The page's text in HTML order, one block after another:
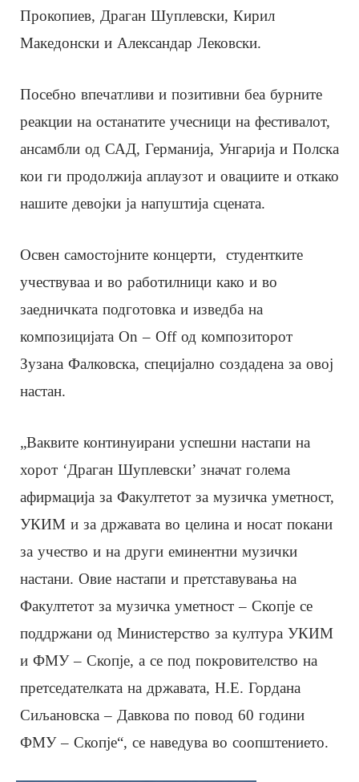
Прокопиев, Драган Шуплевски, Кирил
Македонски и Александар Лековски.
Посебно впечатливи и позитивни беа бурните
реакции на останатите учесници на фестивалот,
ансамбли од САД, Германија, Унгарија и Полска
кои ги продолжија аплаузот и овациите и откако
нашите девојки ја напуштија сцената.
Освен самостојните концерти, студентките
учествуваа и во работилници како и во
заедничката подготовка и изведба на
композицијата On – Off од композиторот
Зузана Фалковска, специјално создадена за овој
настан.
„Ваквите континуирани успешни настапи на
хорот ‘Драган Шуплевски’ значат голема
афирмација за Факултетот за музичка уметност,
УКИМ и за државата во целина и носат покани
за учество и на други еминентни музички
настани. Овие настапи и претставувања на
Факултетот за музичка уметност – Скопје се
поддржани од Министерство за култура УКИМ
и ФМУ – Скопје, а се под покровителство на
претседателката на државата, Н.Е. Гордана
Сиљановска – Давкова по повод 60 години
ФМУ – Скопје“, се наведува во соопштението.